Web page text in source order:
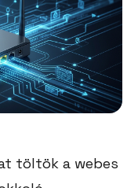
töltök a webes